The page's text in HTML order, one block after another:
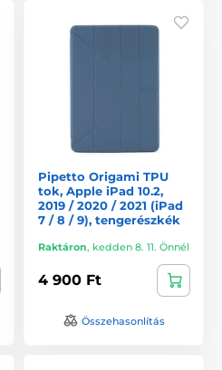
Pipetto Origami TPU
tok, Apple iPad 10.2,
2019 / 2020 / 2021 (iPad
7 / 8 / 9), tengerészkék
Raktáron, kedden 8. 11. Önnél
4 900 Ft
Összehasonlítás